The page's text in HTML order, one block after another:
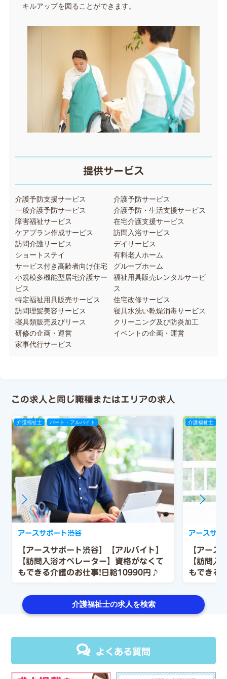
キルアップを図ることができます。
提供サービス
介護予防支援サービス
介護予防サービス
一般介護予防サービス
介護予防・生活支援サービス
障害福祉サービス
在宅介護支援サービス
ケアプラン作成サービス
訪問入浴サービス
訪問介護サービス
デイサービス
ショートステイ
有料老人ホーム
サービス付き高齢者向け住宅
グループホーム
小規模多機能型居宅介護サー
ビス
福祉用具販売レンタルサービ
ス
特定福祉用具販売サービス
住宅改修サービス
訪問理髪美容サービス
寝具水洗い乾燥消毒サービス
寝具類販売及びリース
クリーニング及び防炎加工
研修の企画・運営
イベントの企画・運営
家事代行サービス
この求人と同じ職種またはエリアの求人
介護福祉士 パート・アルバイト
【アースサポート渋谷】【アルバイト】
【訪問入浴オペレーター】資格がなくて
もできる介護のお仕事!日給10990円♪
アースサポート渋谷
介護福祉士
【アース
【訪問入
もできる
アースサポ
介護福祉士の求人を検索
よくある質問